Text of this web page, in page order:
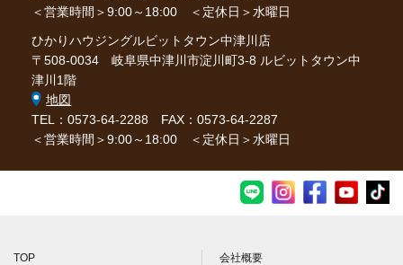
＜営業時間＞9:00～18:00 ＜定休日＞水曜日
ひかりハウジングルビットタウン中津川店
〒508-0034 岐阜県中津川市淀川町3-8 ルビットタウン中
津川1階
地図
TEL：0573-64-2288 FAX：0573-64-2287
＜営業時間＞9:00～18:00 ＜定休日＞水曜日
TOP 会社概要